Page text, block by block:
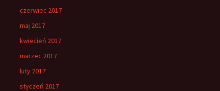
czerwiec 2017
maj 2017
kwiecień 2017
marzec 2017
luty 2017
styczeń 2017